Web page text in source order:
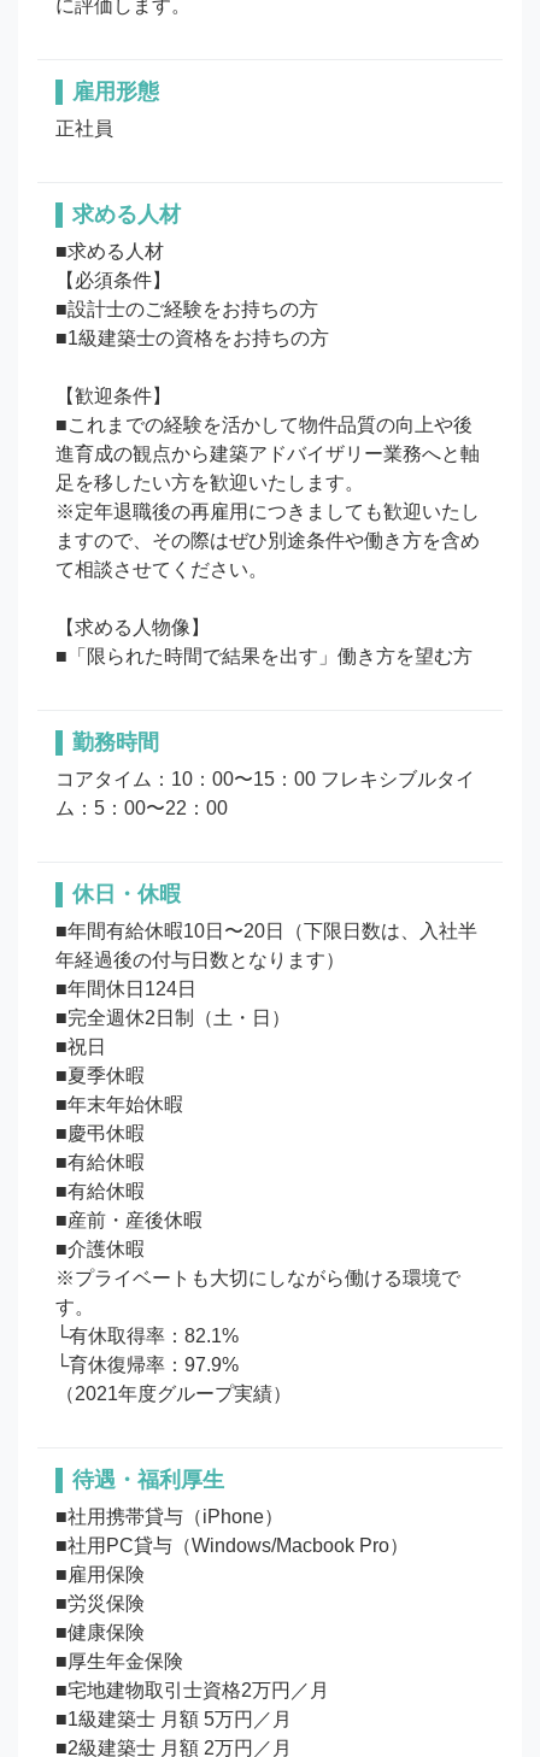
に評価します。
雇用形態
正社員
求める人材
■求める人材
【必須条件】
■設計士のご経験をお持ちの方
■1級建築士の資格をお持ちの方
【歓迎条件】
■これまでの経験を活かして物件品質の向上や後
進育成の観点から建築アドバイザリー業務へと軸
足を移したい方を歓迎いたします。
※定年退職後の再雇用につきましても歓迎いたし
ますので、その際はぜひ別途条件や働き方を含め
て相談させてください。
【求める人物像】
勤務時間
コアタイム：10：00〜15：00 フレキシブルタイ
ム：5：00〜22：00
休日・休暇
■年間有給休暇10日〜20日（下限日数は、入社半
年経過後の付与日数となります）
■年間休日124日
■完全週休2日制（土・日）
■祝日
■夏季休暇
■年末年始休暇
■慶弔休暇
■有給休暇
■有給休暇
■産前・産後休暇
■介護休暇
※プライベートも大切にしながら働ける環境で
す。
└有休取得率：82.1%
└育休復帰率：97.9%
待遇・福利厚生
■社用携帯貸与（iPhone）
■社用PC貸与（Windows/Macbook Pro）
■雇用保険
■労災保険
■健康保険
■厚生年金保険
■宅地建物取引士資格2万円／月
■1級建築士 月額 5万円／月
■2級建築士 月額 2万円／月